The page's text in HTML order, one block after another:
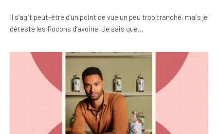
Il s’agit peut-être d’un point de vue un peu trop tranché, mais je
déteste les flocons d’avoine. Je sais que…